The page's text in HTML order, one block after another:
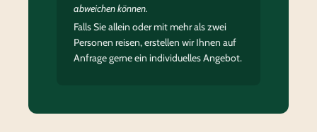
abweichen können.
Falls Sie allein oder mit mehr als zwei
Personen reisen, erstellen wir Ihnen auf
Anfrage gerne ein individuelles Angebot.